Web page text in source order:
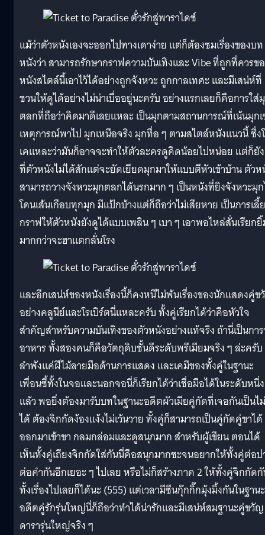
แม้ว่าตัวหนังเองจะออกไปทางเดาง่าย แต่ก็ต้องชมเรื่องของบท
หนังว่า สามารถรักษากราฟความบันเทิงและ Vibe ที่ถูกที่ควรข
หนังสไตล์นี้เอาไว้ได้อย่างถูกจังหวะ ถูกกาลเทศะ และมีเสน่ห์ที่
ชวนให้ดูได้อย่างไม่น่าเบื่ออยู่นะครับ อย่างแรกเลยก็คือการใส่
ตลกที่ถือว่าคิดมาดีเลยแหละ เป็นมุกตามสถานการณ์ที่เน้นมุก
เหตุการณ์พาไป มุกเหนือจริง มุกทื่อ ๆ ตามสไตล์หนังแนวนี้ ซึ่ง
เคแหละว่ามันก็อาจจะทำให้ตัวละครดูคิดน้อยไปหน่อย แต่ก็ยั
ที่ตัวหนังไม่ได้สักแต่จะยัดเยียดมุกมาให้แบบตีหัวเข้าบ้าน ตัวห
สามารถวางจังหวะมุกตลกได้นรกมาก ๆ เป็นหนังที่ยิงจังหวะมุ
โดนเส้นเกือบทุกมุก มีแป้กบ้างแต่ก็ถือว่าไม่เสียหาย เป็นการเลี้
กราฟให้ตัวหนังยังดูได้แบบเพลิน ๆ เบา ๆ เอาพอไหล่สั่นเรียก
มากกว่าจะฮาแตกลั่นโรง
และอีกเสน่ห์ของหนังเรื่องนี้ก็คงหนีไม่พ้นเรื่องของนักแสดงคู่
อย่างคลูนีย์และโรเบิร์ตนี่แหละครับ ทั้งคู่เรียกได้ว่าคือหัวใจ
สำคัญสำหรับความบันเทิงของตัวหนังอย่างแท้จริง ถ้านี่เป็นกา
อาหาร ทั้งสองคนก็คือวัตถุดิบชั้นดีระดับพรีเมียมจริง ๆ ล่ะครับ
ลำพังแค่ฝีไม้ลายมือด้านการแสดง และเคมีของทั้งคู่ในฐานะ
เพื่อนซี้ทั้งในจอและนอกจอนี่ก็เรียกได้ว่าเชื่อมือได้ในระดับหนึ่ง
แล้ว พอยิ่งต้องมารับบทในฐานะอดีตผัวเมียคู่กัดที่เจอกันเป็นไม่
ได้ ต้องจิกกัดง้องแง้งไม่เว้นวาย ทั้งคู่ก็สามารถเป็นคู่กัดคู่ขาได้
ออกมาเข้าขา กลมกล่อมและดูสนุกมาก สำหรับผู้เขียน ตอนได้
เห็นทั้งคู่เถียงจิกกัดใส่กันนี่คือสนุกมากซะจนอยากให้ทั้งคู่ต่อ
ต่อคำกันอีกเยอะ ๆ ไปเลย หรือไม่ก็สร้างภาค 2 ให้ทั้งคู่จิกกัด
ทั้งเรื่องไปเลยก็ได้นะ (555) แต่เวลามีซีนกุ๊กกิ๊กมุ้งมิ้งกันในฐานะ
อดีตคู่รักรุ่นใหญ่นี่ก็ถือว่าทำได้น่ารักและมีเสน่ห์สมฐานะคู่ขวัญ
ดารารุ่นใหญ่จริง ๆ